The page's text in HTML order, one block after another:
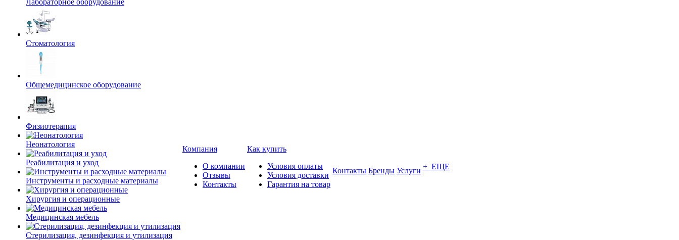
Лабораторное оборудование
Стоматология
Общемедицинское оборудование
Физиотерапия
Неонатология
Реабилитация и уход
Инструменты и расходные материалы
Хирургия и операционные
Медицинская мебель
Стерилизация, дезинфекция и утилизация
Компания
О компании
Отзывы
Контакты
Как купить
Условия оплаты
Условия доставки
Гарантия на товар
Контакты Бренды Услуги + ЕЩЕ